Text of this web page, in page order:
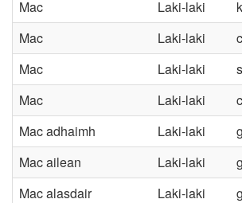
Mac
Laki-laki
Mac
Laki-laki
Mac
Laki-laki
Mac
Laki-laki
Mac adhaimh
Laki-laki
Mac ailean
Laki-laki
Mac alasdair
Laki-laki